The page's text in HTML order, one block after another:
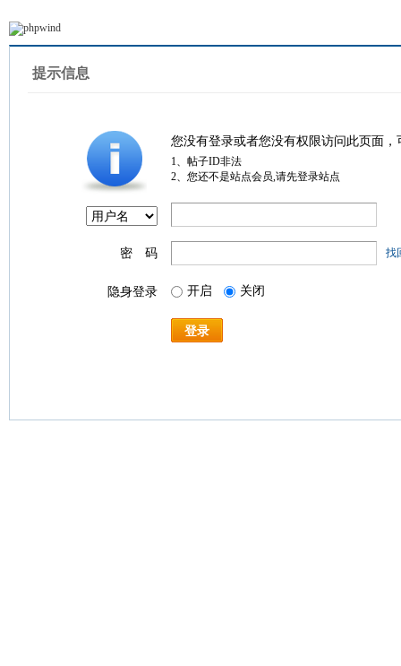
提示信息
您没有登录或者您没有权限访问此页面
1、帖子ID非法
2、您还不是站点会员,请先登录站点
密 码 找
隐身登录 开启 关闭
登录